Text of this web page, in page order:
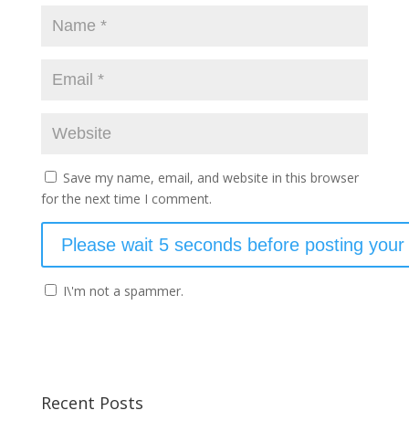
Save my name, email, and website in this browser
for the next time I comment.
I\'m not a spammer.
Recent Posts